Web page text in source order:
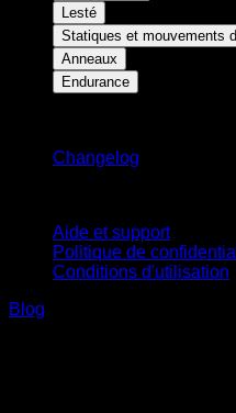
Lesté
Statiques et mouvements
Anneaux
Endurance
Changelog
Aide et support
Politique de
Conditions d'utilisation
Blog